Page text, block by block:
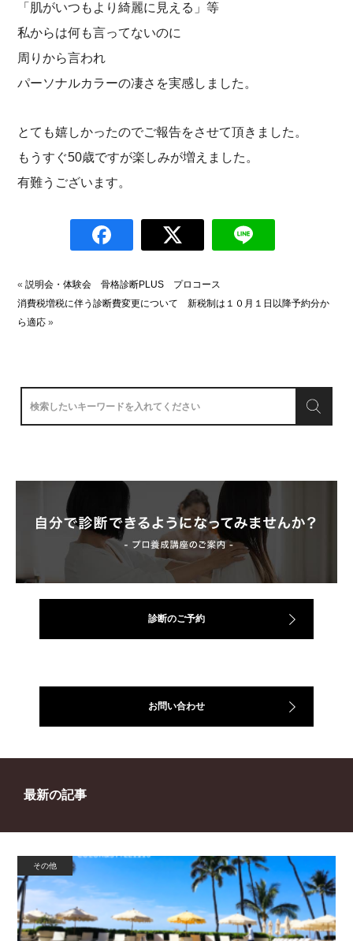
「肌がいつもより綺麗に見える」等
私からは何も言ってないのに
周りから言われ
パーソナルカラーの凄さを実感しました。
とても嬉しかったのでご報告をさせて頂きました。
もうすぐ50歳ですが楽しみが増えました。
有難うございます。
«説明会・体験会 骨格診断PLUS プロコース
消費税増税に伴う診断費変更について 新税制は１０月１日以降予約分か
ら適応 »
診断のご予約
お問い合わせ
最新の記事
その他